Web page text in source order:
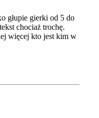
głupie gierki od 5 do
chociaż trochę.
więcej kto jest kim w